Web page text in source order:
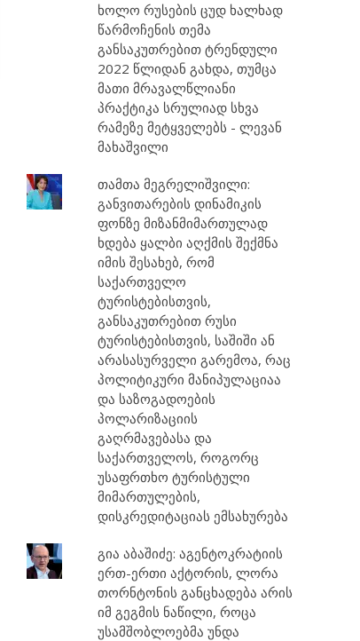
ხოლო რუსების ცუდ ხალხად
წარმოჩენის თემა
განსაკუთრებით ტრენდული
2022 წლიდან გახდა, თუმცა
მათი მრავალწლიანი
პრაქტიკა სრულიად სხვა
რამეზე მეტყველებს - ლევან
მახაშვილი
თამთა მეგრელიშვილი:
განვითარების დინამიკის
ფონზე მიზანმიმართულად
ხდება ყალბი აღქმის შექმნა
იმის შესახებ, რომ
საქართველო
ტურისტებისთვის,
განსაკუთრებით რუსი
ტურისტებისთვის, საშიში ან
არასასურველი გარემოა, რაც
პოლიტიკური მანიპულაციაა
და საზოგადოების
პოლარიზაციის
გაღრმავებასა და
საქართველოს, როგორც
უსაფრთხო ტურისტული
მიმართულების,
დისკრედიტაციას ემსახურება
გია აბაშიძე: აგენტოკრატიის
ერთ-ერთი აქტორის, ლორა
თორნტონის განცხადება არის
იმ გეგმის ნაწილი, როცა
უსამშობლოებმა უნდა